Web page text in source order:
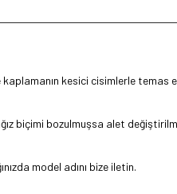
kesici cisimlerle temas
biçimi bozulmuşsa alet
model adını bize iletin.